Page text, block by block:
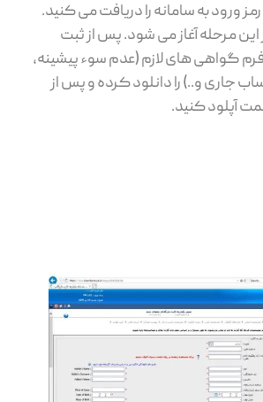
ورود به سامانه را دریافت می کنید.
این مرحله آغاز می شود. پس از ثبت
گواهی های لازم (عدم سوء پیشینه،
جاری و..) را دانلود کرده و پس از
آپلود کنید.